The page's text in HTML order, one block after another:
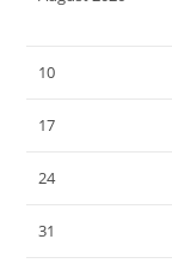
10
17
24
31